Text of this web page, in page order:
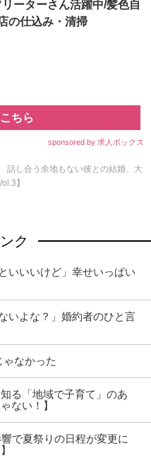
ーターさん活躍中/髪色自
の仕込み・清掃
ちら
sponsored by 求人ボックス
話し合う余地もない彼との結婚、大
】
ク
いいいけど」幸せいっぱい
いよな？」婚約者のひと言
ゃなかった
る「地域で子育て」のあ
ない！】
で夏祭りの日程が変更に